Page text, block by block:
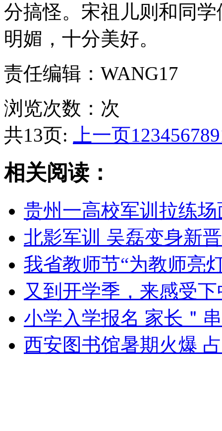
分搞怪。宋祖儿则和同
明媚，十分美好。
责任编辑：WANG17
浏览次数： 次
共13页:
上一页123456789
相关阅读：
贵州一高校军训拉练场
北影军训 吴磊变身新
我省教师节“为教师亮
又到开学季，来感受
小学入学报名 家长＂
西安图书馆暑期火爆